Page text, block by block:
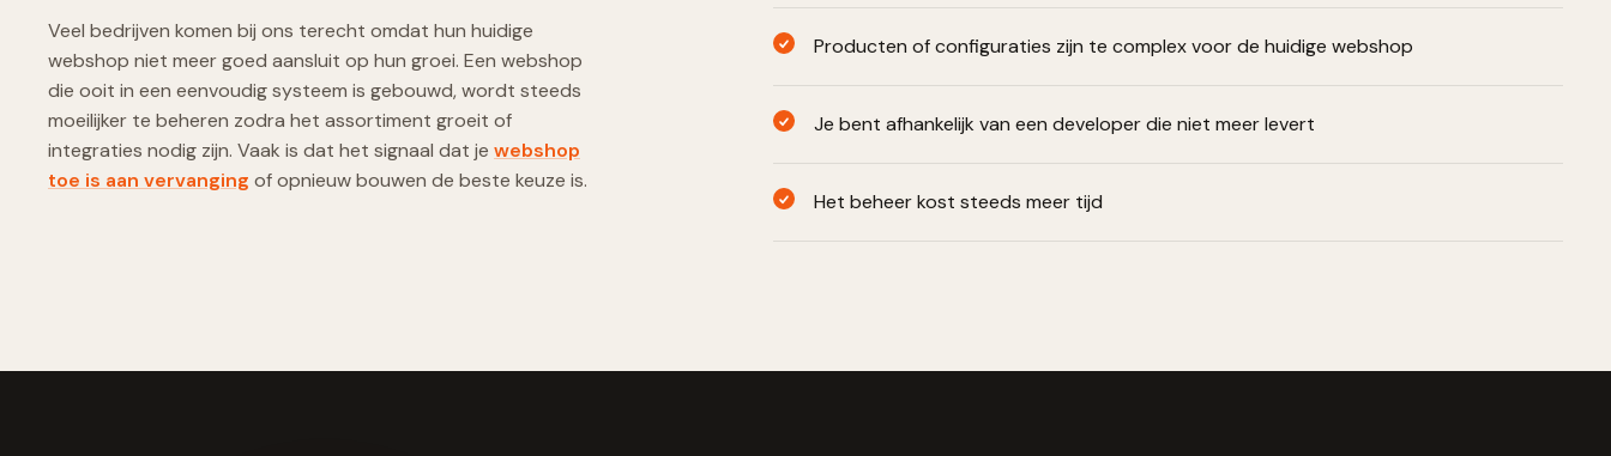
Veel bedrijven komen bij ons terecht omdat hun huidige
webshop niet meer goed aansluit op hun groei. Een webshop
die ooit in een eenvoudig systeem is gebouwd, wordt steeds
moeilijker te beheren zodra het assortiment groeit of
integraties nodig zijn. Vaak is dat het signaal dat je webshop
toe is aan vervanging of opnieuw bouwen de beste keuze is.
Producten of configuraties zijn te complex voor de huidige webshop
Je bent afhankelijk van een developer die niet meer levert
Het beheer kost steeds meer tijd